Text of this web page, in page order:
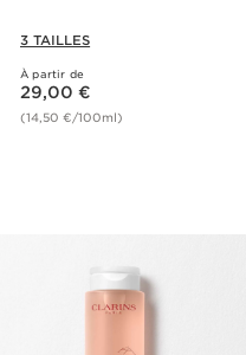
3 TAILLES
À partir de
Nouveau prix 29,00 €
29,00 €
(14,50 €/100ml)